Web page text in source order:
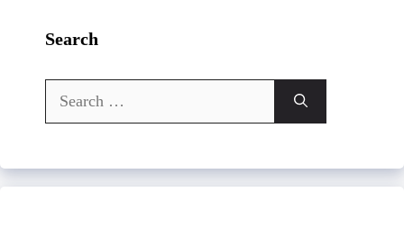
Search
Search
for: